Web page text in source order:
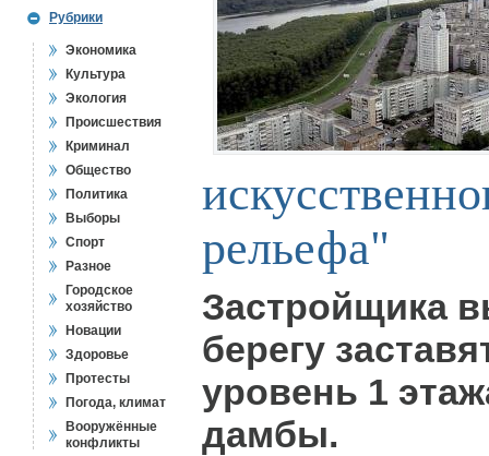
Рубрики
Экономика
Культура
Экология
Происшествия
Криминал
Общество
Политика
Выборы
Спорт
Разное
Городское
хозяйство
Новации
Здоровье
Протесты
Погода, климат
Вооружённые
конфликты
рельефа"
Застройщика
берегу
уровень 1
дамбы.